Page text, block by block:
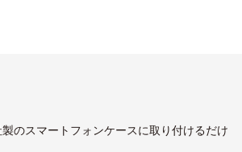
のスマートフォンケースに取り付けるだけ